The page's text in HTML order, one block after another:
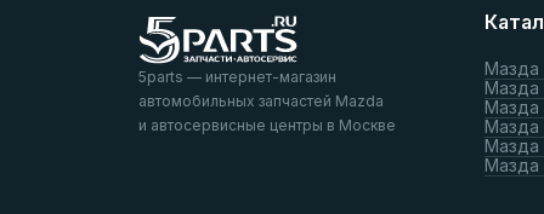
5parts — интернет-магазин
автомобильных запчастей Mazda
и автосервисные центры в Москве
Мазда
Мазда
Мазда
Мазда